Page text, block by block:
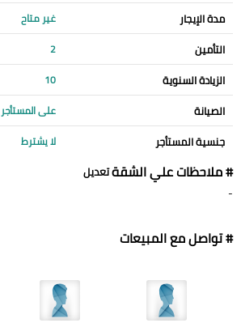
مدة الإيجار غير متاح
التأمين 2
الزيادة السنوية 10
الصيانة على المستأجر
جنسية المستأجر لا يشترط
# ملاحظات علي الشقةتعديل
-
# تواصل مع المبيعات